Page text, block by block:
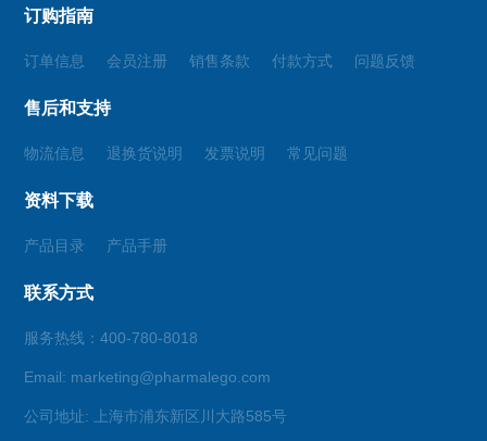
订购指南
订单信息 会员注册 销售条款 付款方式 问题反馈
售后和支持
物流信息 退换货说明 发票说明 常见问题
资料下载
产品目录 产品手册
联系方式
服务热线：400-780-8018
Email: marketing@pharmalego.com
公司地址: 上海市浦东新区川大路585号